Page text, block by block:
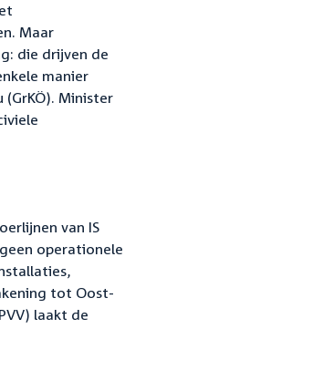
Maar
die drijven de
manier
Minister
van IS
operationele
tot Oost-
laakt de